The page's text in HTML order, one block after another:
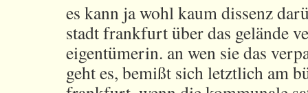
es kann ja wohl kaum dissenz
stadt frankfurt über das gelände
eigentümerin. an wen sie das
geht es, bemißt sich letztlich am